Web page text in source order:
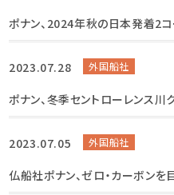
ポナン、2024年秋の日本発着2
2023.07.28 外国船社
ポナン、冬季セントローレンス川
2023.07.05 外国船社
仏船社ポナン、ゼロ・カーボン